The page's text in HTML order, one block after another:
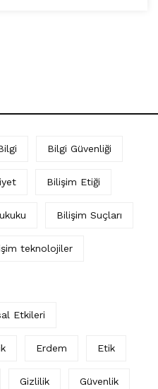
Bilgi Güvenliği
Bilişim Etiği
Bilişim Suçları
teknolojiler
Etkileri
Erdem Etik
Gizlilik Güvenlik